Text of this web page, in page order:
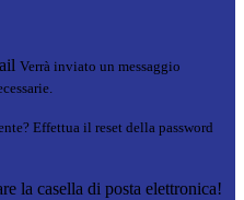
Verrà inviato un messaggio
Effettua il reset della password
la casella di posta elettronica!